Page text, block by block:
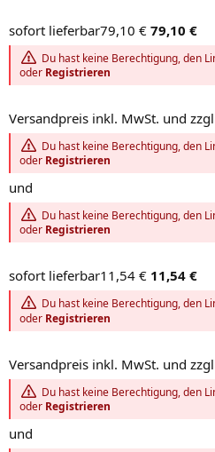
sofort lieferbar79,10 € 79,10 €
Du hast keine Berechtigung, den
oder Registrieren
Versandpreis inkl. MwSt. und
Du hast keine Berechtigung, den
oder Registrieren
und
Du hast keine Berechtigung, den
oder Registrieren
sofort lieferbar11,54 € 11,54 €
Du hast keine Berechtigung, den
oder Registrieren
Versandpreis inkl. MwSt. und
Du hast keine Berechtigung, den
oder Registrieren
und